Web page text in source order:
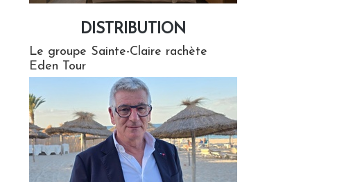
DISTRIBUTION
Le groupe Sainte-Claire rachète
Eden Tour